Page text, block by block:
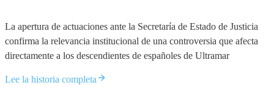
La apertura de actuaciones ante la Secretaría de Estado de Justicia
confirma la relevancia institucional de una controversia que afecta
directamente a los descendientes de españoles de Ultramar
Lee la historia completa